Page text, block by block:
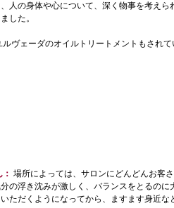
人の身体や心について、深く物事を考え
した。
ヴェーダのオイルトリートメントもされ
場所によっては、サロンにどんどんお客
の浮き沈みが激しく、バランスをとるの
ただくようになってから、ますます身近